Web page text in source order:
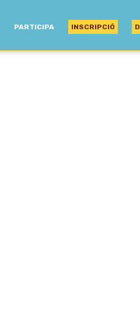
PARTICIPA INSCRIPCIÓ